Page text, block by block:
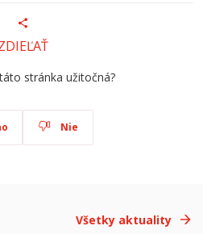
stránka užitočná?
Nie
Všetky aktuality